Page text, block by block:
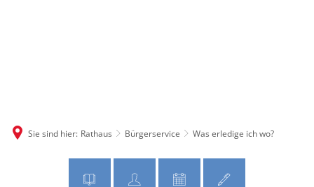
Sie sind hier: Rathaus Bürgerservice Was erledige ich wo?